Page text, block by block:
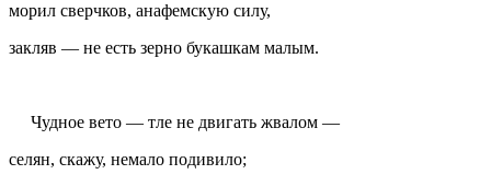
морил сверчков, анафемскую силу,
закляв — не есть зерно букашкам малым.
Чудное вето — тле не двигать жвалом —
селян, скажу, немало подивило;